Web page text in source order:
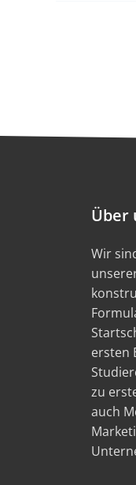
Über
Wir
ersten
zu
auch